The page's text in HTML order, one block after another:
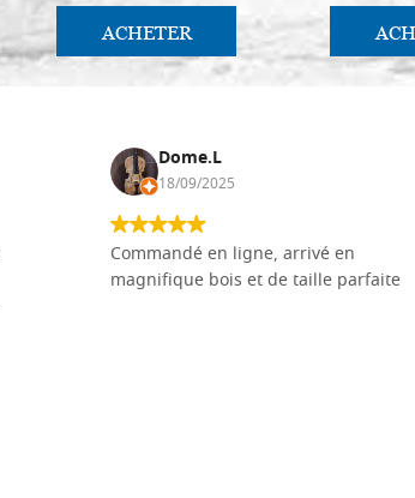
ACHETER
Dome.L
18/09/2025
Commandé en ligne, arrivé en
magnifique bois et de taille parfaite